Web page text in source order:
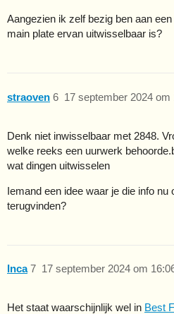
Aangezien ik zelf bezig ben aan
main plate ervan uitwisselbaar is?
straoven 17 september 2024 om
6
Denk niet inwisselbaar met 2848.
welke reeks een uurwerk
wat dingen uitwisselen
Iemand een idee waar je die info nu
terugvinden?
Inca 17 september 2024 om
7
Het staat waarschijnlijk wel in Best